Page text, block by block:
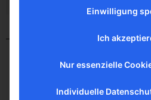
Einwilligung
Ich
Nur essenzielle
Individuelle